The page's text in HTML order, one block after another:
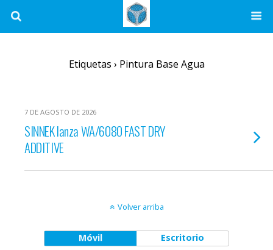
Etiquetas › Pintura Base Agua
7 DE AGOSTO DE 2026
SINNEK lanza WA/6080 FAST DRY
ADDITIVE
Volver arriba
Móvil Escritorio